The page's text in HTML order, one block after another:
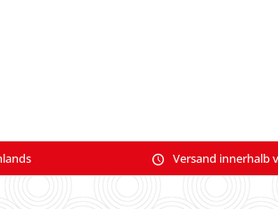
Versand innerhalb